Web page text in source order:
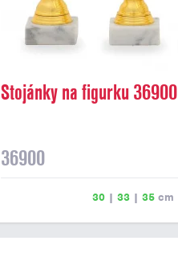
Stojánky na figurku 36900
36900
30| 33| 35cm